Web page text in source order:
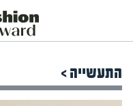
התעשייה >